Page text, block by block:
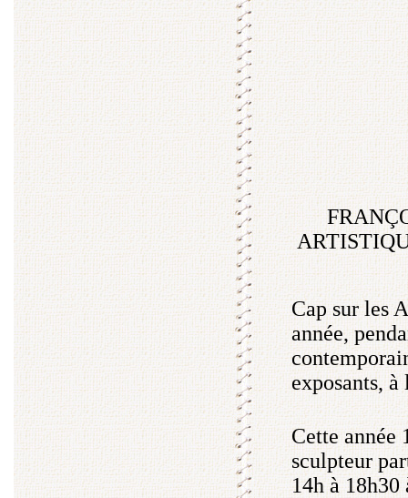
Cap sur les
année,
exposants,
Cette année
sculpteur
14h à 18h30